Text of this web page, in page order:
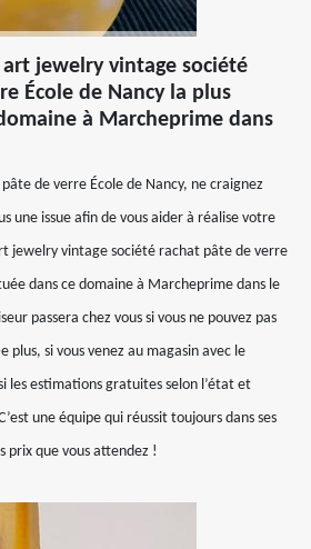
jewelry vintage société
École de Nancy la plus
à Marcheprime dans
de verre École de Nancy, ne craignez
une issue afin de vous aider à réalise votre
jewelry vintage société rachat pâte de verre
dans ce domaine à Marcheprime dans le
passera chez vous si vous ne pouvez pas
plus, si vous venez au magasin avec le
les estimations gratuites selon l’état et
une équipe qui réussit toujours dans ses
prix que vous attendez !